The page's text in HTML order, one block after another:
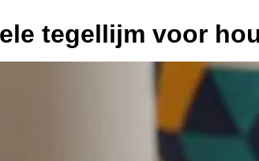
tegellijm voor